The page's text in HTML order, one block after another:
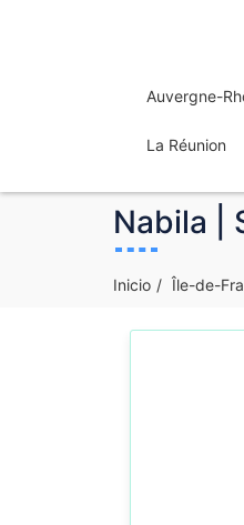
Auvergne-
La Réunion
Nabila |
Inicio Île-de-